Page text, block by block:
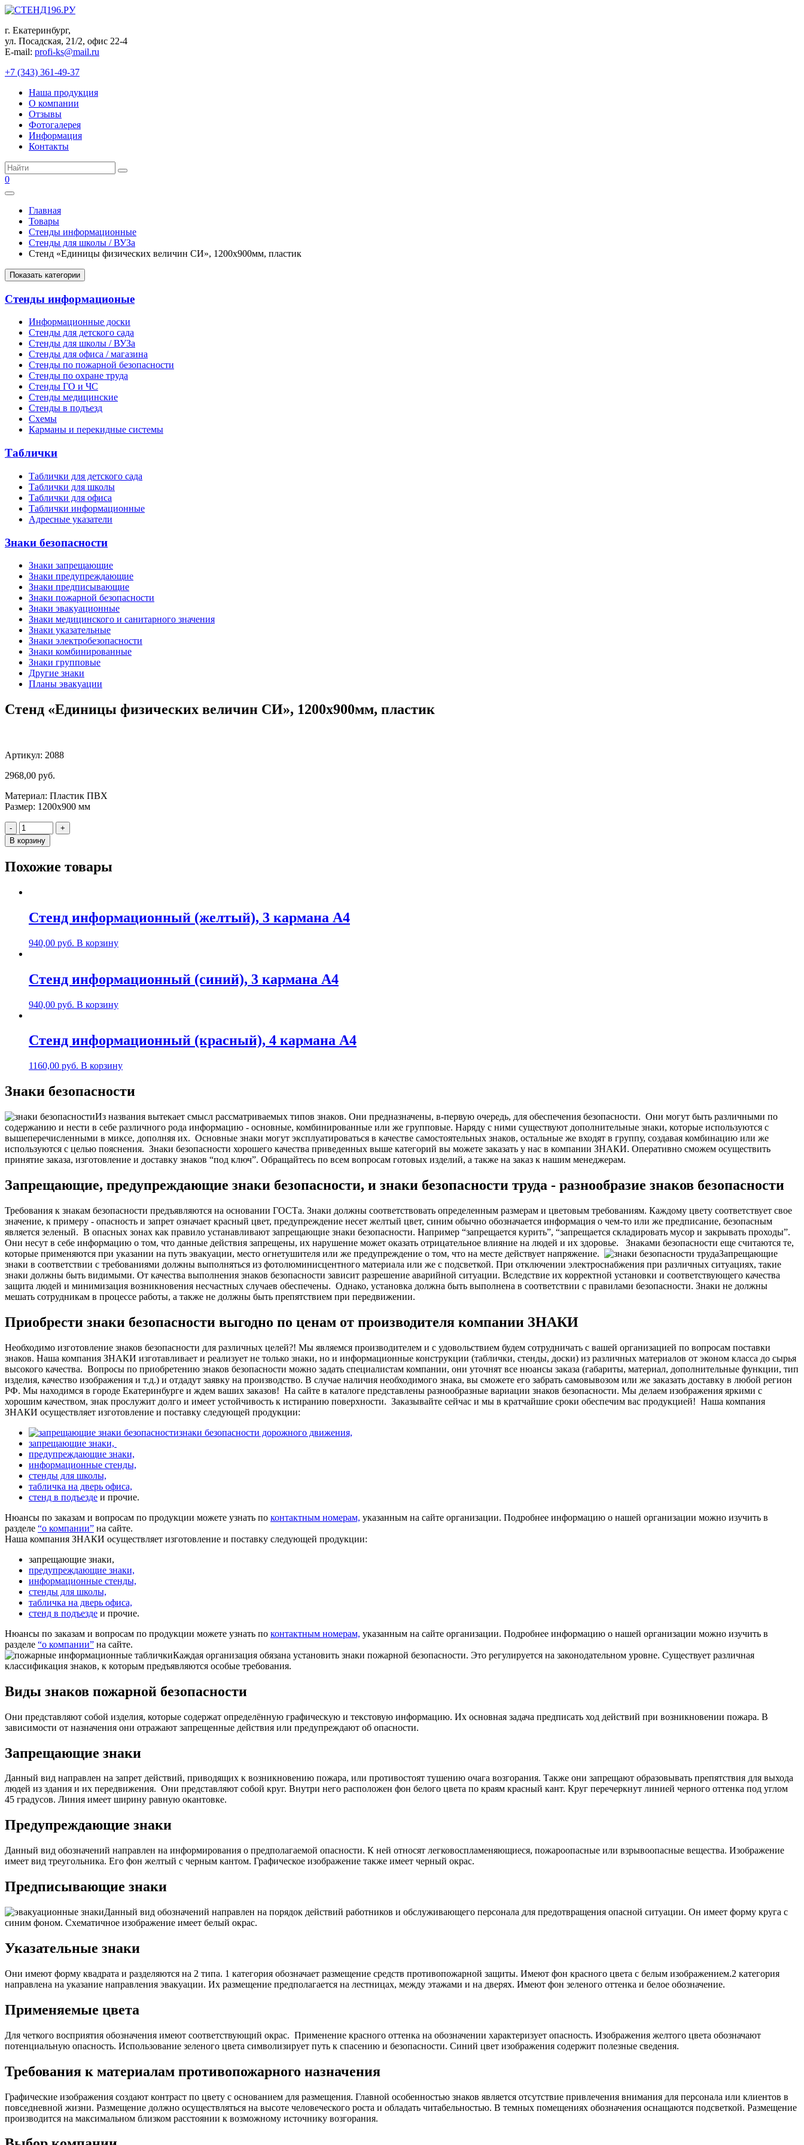
Перейти
контенту
г. Екатеринбург,
ул. Посадская, 21/2, офис 22-4
E-mail: profi-ks@mail.ru
+7 (343) 361-49-37
Наша продукция
О компании
Отзывы
Фотогалерея
Информация
Контакты
Поиск:
0
Главная
Товары
Стенды информационные
Стенды для школы / ВУЗа
Стенд «Единицы физических величин СИ», 1200х900мм, пластик
Показать категории
Стенды информационые
Информационные доски
Стенды для детского сада
Стенды для школы / ВУЗа
Стенды для офиса / магазина
Стенды по пожарной безопасности
Стенды по охране труда
Стенды ГО и ЧС
Стенды медицинские
Стенды в подъезд
Схемы
Карманы и перекидные системы
Таблички
Таблички для детского сада
Таблички для школы
Таблички для офиса
Таблички информационные
Адресные указатели
Знаки безопасности
Знаки запрещающие
Знаки предупреждающие
Знаки предписывающие
Знаки пожарной безопасности
Знаки эвакуационные
Знаки медицинского и санитарного значения
Знаки указательные
Знаки электробезопасности
Знаки комбинированные
Знаки групповые
Другие знаки
Планы эвакуации
Стенд «Единицы физических величин СИ», 1200х900мм, пластик
Артикул: 2088
2968,00 руб.
Материал: Пластик ПВХ
Размер: 1200х900 мм
Количество
Стенд
"Единицы
величин
1200х900мм,
-
+
В корзину
Похожие товары
Стенд информационный (желтый), 3 карманa А4
940,00 руб. В корзину
Стенд информационный (синий), 3 карманa А4
940,00 руб. В корзину
Стенд информационный (красный), 4 карманa А4
1160,00 руб. В корзину
Знаки безопасности
Из названия вытекает смысл рассматриваемых типов знаков. Они предназначены, в-первую очередь, для обеспечения безопасности. Они могут быть различными по
содержанию и нести в себе различного рода информацию - основные, комбинированные или же групповые. Наряду с ними существуют дополнительные знаки, которые используются с
вышеперечисленными в миксе, дополняя их. Основные знаки могут эксплуатироваться в качестве самостоятельных знаков, остальные же входят в группу, создавая комбинацию или же
используются с целью пояснения. Знаки безопасности хорошего качества приведенных выше категорий вы можете заказать у нас в компании ЗНАКИ. Оперативно сможем осуществить
принятие заказа, изготовление и доставку знаков “под ключ”. Обращайтесь по всем вопросам готовых изделий, а также на заказ к нашим менеджерам.
Запрещающие, предупреждающие знаки безопасности, и знаки безопасности труда - разнообразие знаков безопасности
Требования к знакам безопасности предъявляются на основании ГОСТа. Знаки должны соответствовать определенным размерам и цветовым требованиям. Каждому цвету соответствует свое
значение, к примеру - опасность и запрет означает красный цвет, предупреждение несет желтый цвет, синим обычно обозначается информация о чем-то или же предписание, безопасным
является зеленый. В опасных зонах как правило устанавливают запрещающие знаки безопасности. Например “запрещается курить”, “запрещается складировать мусор и закрывать проходы”.
Они несут в себе информацию о том, что данные действия запрещены, их нарушение может оказать отрицательное влияние на людей и их здоровье.
Знаками безопасности еще считаются те,
которые применяются при указании на путь эвакуации, место огнетушителя или же предупреждение о том, что на месте действует напряжение.
Запрещающие
знаки в соответствии с требованиями должны выполняться из фотолюминисцентного материала или же с подсветкой. При отключении электроснабжения при различных ситуациях, такие
знаки должны быть видимыми. От качества выполнения знаков безопасности зависит разрешение аварийной ситуации. Вследствие их корректной установки и соответствующего качества
защита людей и минимизация возникновения несчастных случаев обеспечены. Однако, установка должна быть выполнена в соответствии с правилами безопасности. Знаки не должны
мешать сотрудникам в процессе работы, а также не должны быть препятствием при передвижении.
Приобрести знаки безопасности выгодно по ценам от производителя компании ЗНАКИ
Необходимо изготовление знаков безопасности для различных целей?! Мы являемся производителем и с удовольствием будем сотрудничать с вашей организацией по вопросам поставки
знаков. Наша компания ЗНАКИ изготавливает и реализует не только знаки, но и информационные конструкции (таблички, стенды, доски) из различных материалов от эконом класса до сырья
высокого качества. Вопросы по приобретению знаков безопасности можно задать специалистам компании, они уточнят все нюансы заказа (габариты, материал, дополнительные функции, тип
изделия, качество изображения и т.д.) и отдадут заявку на производство. В случае наличия необходимого знака, вы сможете его забрать самовывозом или же заказать доставку в любой регион
РФ. Мы находимся в городе Екатеринбурге и ждем ваших заказов! На сайте в каталоге представлены разнообразные вариации знаков безопасности. Мы делаем изображения яркими с
хорошим качеством, знак прослужит долго и имеет устойчивость к истиранию поверхности. Заказывайте сейчас и мы в кратчайшие сроки обеспечим вас продукцией! Наша компания
ЗНАКИ осуществляет изготовление и поставку следующей продукции:
знаки безопасности дорожного движения,
запрещающие знаки,
предупреждающие знаки,
информационные стенды,
стенды для школы,
табличка на дверь офиса,
стенд в подъезде и прочие.
Нюансы по заказам и вопросам по продукции можете узнать по контактным номерам, указанным на сайте организации. Подробнее информацию о нашей организации можно изучить в
разделе “о компании” на сайте.
Наша компания ЗНАКИ осуществляет изготовление и поставку следующей продукции:
запрещающие знаки,
предупреждающие знаки,
информационные стенды,
стенды для школы,
табличка на дверь офиса,
стенд в подъезде и прочие.
Нюансы по заказам и вопросам по продукции можете узнать по контактным номерам, указанным на сайте организации. Подробнее информацию о нашей организации можно изучить в
разделе “о компании” на сайте.
Каждая организация обязана установить знаки пожарной безопасности. Это регулируется на законодательном уровне. Существует различная
классификация знаков, к которым предъявляются особые требования.
Виды знаков пожарной безопасности
Они представляют собой изделия, которые содержат определённую графическую и текстовую информацию. Их основная задача предписать ход действий при возникновении пожара. В
зависимости от назначения они отражают запрещенные действия или предупреждают об опасности.
Запрещающие знаки
Данный вид направлен на запрет действий, приводящих к возникновению пожара, или противостоят тушению очага возгорания. Также они запрещают образовывать препятствия для выхода
людей из здания и их передвижения. Они представляют собой круг. Внутри него расположен фон белого цвета по краям красный кант. Круг перечеркнут линией черного оттенка под углом
45 градусов. Линия имеет ширину равную окантовке.
Предупреждающие знаки
Данный вид обозначений направлен на информирования о предполагаемой опасности. К ней относят легковоспламеняющиеся, пожароопасные или взрывоопасные вещества. Изображение
имеет вид треугольника. Его фон желтый с черным кантом. Графическое изображение также имеет черный окрас.
Предписывающие знаки
Данный вид обозначений направлен на порядок действий работников и обслуживающего персонала для предотвращения опасной ситуации. Он имеет форму круга с
синим фоном. Схематичное изображение имеет белый окрас.
Указательные знаки
Они имеют форму квадрата и разделяются на 2 типа. 1 категория обозначает размещение средств противопожарной защиты. Имеют фон красного цвета с белым изображением.2 категория
направлена на указание направления эвакуации. Их размещение предполагается на лестницах, между этажами и на дверях. Имеют фон зеленого оттенка и белое обозначение.
Применяемые цвета
Для четкого восприятия обозначения имеют соответствующий окрас. Применение красного оттенка на обозначении характеризует опасность. Изображения желтого цвета обозначают
потенциальную опасность. Использование зеленого цвета символизирует путь к спасению и безопасности. Синий цвет изображения содержит полезные сведения.
Требования к материалам противопожарного назначения
Графические изображения создают контраст по цвету с основанием для размещения. Главной особенностью знаков является отсутствие привлечения внимания для персонала или клиентов в
повседневной жизни. Размещение должно осуществляться на высоте человеческого роста и обладать читабельностью. В темных помещениях обозначения оснащаются подсветкой. Размещение
производится на максимальном близком расстоянии к возможному источнику возгорания.